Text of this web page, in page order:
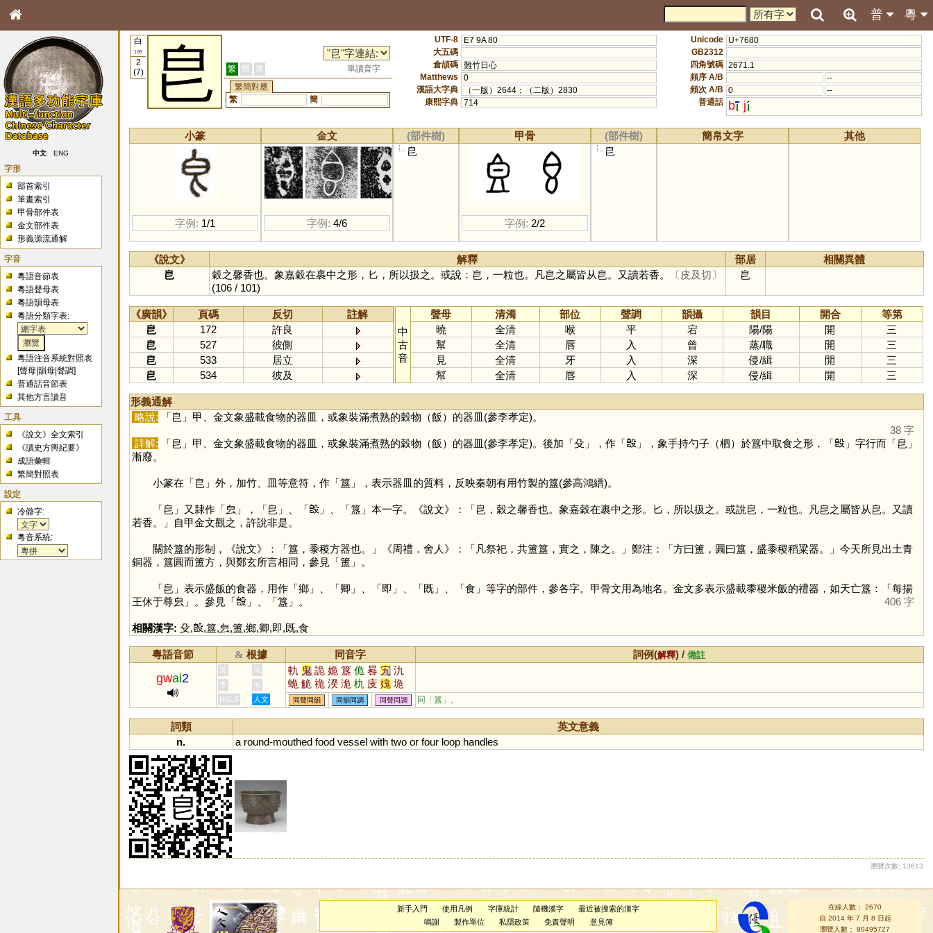
粵
普
中文 ENG
字形
部首索引
筆畫索引
甲骨部件表
金文部件表
形義源流通解
字音
粵語音節表
粵語聲母表
粵語韻母表
粵語分類字表:
粵語注音系統對照表
[聲母 |韻母 |聲調]
普通話音節表
其他方言讀音
工具
《說文》全文索引
《讀史方輿紀要》
成語彙輯
繁簡對照表
設定
冷僻字:
粵音系統:
白
106
2
(7)
皀 繁 簡 港
單讀音字
繁簡對應
繁
簡
UTF-8
E7 9A 80
大五碼
倉頡碼 難竹日心
Matthews
0
漢語大字典
（一版）2644；（二版）2830
康熙字典 714
Unicode U+7680
GB2312
四角號碼 2671.1
頻序 A/B
--
頻次 A/B 0
--
普通話 b j
小篆
字例: 1/1
金文
字例: 4/6
(部件樹)
皀
甲骨
字例: 2/2
(部件樹)
皀
簡帛文字 其他
《說文》 解釋 部居
相關異體
皀
穀之馨香也。象嘉穀在裹中之形，匕，所以扱之。或說：皀，一粒也。凡皀之屬皆从皀。又讀若香。
〔皮及切〕
(106 / 101)
皀
《廣韻》 頁碼 反切
註解
皀
172
許良
皀
527
彼側
皀
533
居立
皀
534 彼及
中
古
音
聲母 清濁 部位 聲調 韻攝 韻目 開合
等第
曉
全清 喉 平 宕 陽/陽 開
三
幫
全清 唇 入 曾 蒸/職 開
三
見
全清 牙 入 深 侵/緝 開
三
幫
全清 唇 入 深 侵/緝 開 三
形義通解
略說: 「皀 」甲、金文象盛載食物的器皿，或象裝滿煮熟的穀物（飯）的器皿(參李孝定)。
38 字
詳解: 「皀 」甲、金文象盛載食物的器皿，或象裝滿煮熟的穀物（飯）的器皿(參李孝定)。後加「殳」，作「𣪘」，象手持勺子（柶）於簋中取食之形，「𣪘」字行而「皀 」
漸廢。
小篆在「皀 」外，加竹、皿等意符，作「簋 」，表示器皿的質料，反映秦朝有用竹製的簋(參高鴻縉)。
「皀 」又隸作「㿝 」，「皀 」、「𣪘」、「簋 」本一字。《說文》：「皀，穀之馨香也。象嘉穀在裹中之形。匕，所以扱之。或說皀，一粒也。凡皀之屬皆从皀。又讀
若香。」自甲金文觀之，許說非是。
關於簋的形制，《說文》：「簋，黍稷方器也。」《周禮．舍人》：「凡祭祀，共簠簋，實之，陳之。」鄭注：「方曰簠，圓曰簋，盛黍稷稻粱器。」今天所見出土青
銅器，簋圓而簠方，與鄭玄所言相同，參見「簠 」。
「皀 」表示盛飯的食器，用作「鄉」、「卿 」、「即 」、「既」、「食 」等字的部件，參各字。甲骨文用為地名。金文多表示盛載黍稷米飯的禮器，如天亡簋：「每揚
王休于尊㿝」。參見「𣪘」、「簋 」。 406 字
相關漢字: 殳,𣪘,簋,㿝,簠,鄉,卿,即,既,食
粵語音節 & 根據 同音字 詞例(解釋) /備註
gwai2
黃 周 軌 鬼 詭 姽 簋 佹 晷 宄 氿
蛫 觤 祪 湀 洈 朹 庋 媿 垝
厬 庪 匭
李
何
HKLS
人文 同聲同韻 同韻同調 同聲同調 同「簋」。
詞類
英文意義
n.
a round-mouthed food vessel with two or four loop handles
瀏覽次數: 13613
新手入門 使用凡例 字庫統計 隨機漢字
最近被搜索的漢字
鳴謝
製作單位 私隱政策 免責聲明 意見簿
在線人數： 2670
自 2014 年 7 月 8 日起
瀏覽人數： 80495727